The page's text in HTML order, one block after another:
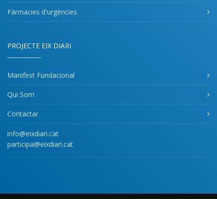
Fàrmacies d'urgències
PROJECTE EIX DIARI
Manifest Fundacional
Qui Som
Contactar
info@eixdiari.cat
participa@eixdiari.cat